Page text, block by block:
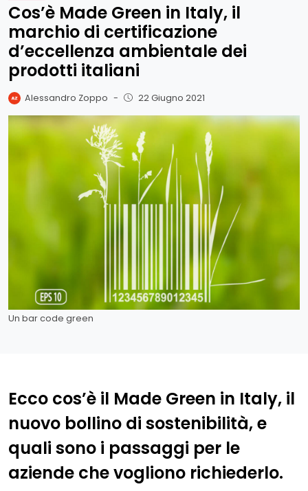
Cos’è Made Green in Italy, il
marchio di certificazione
d’eccellenza ambientale dei
prodotti italiani
Alessandro Zoppo - 22 Giugno 2021
Un bar code green
Ecco cos’è il Made Green in Italy, il
nuovo bollino di sostenibilità, e
quali sono i passaggi per le
aziende che vogliono richiederlo.